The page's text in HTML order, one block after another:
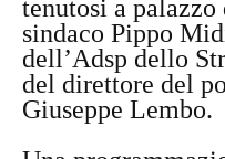
tenutosi a
sindaco Pippo
dell’Adsp dello
del direttore del
Giuseppe Lembo.